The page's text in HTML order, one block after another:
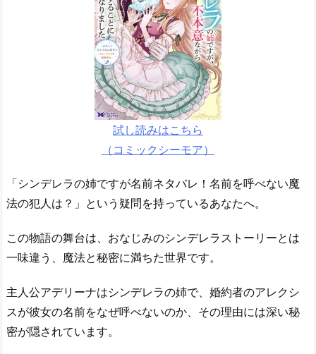
試し読みはこちら
（コミックシーモア）
「シンデレラの姉ですが名前ネタバレ！名前を呼べない魔
法の犯人は？」という疑問を持っているあなたへ。
この物語の舞台は、おなじみのシンデレラストーリーとは
一味違う、魔法と秘密に満ちた世界です。
主人公アデリーナはシンデレラの姉で、婚約者のアレクシ
スが彼女の名前をなぜ呼べないのか、その理由には深い秘
密が隠されています。